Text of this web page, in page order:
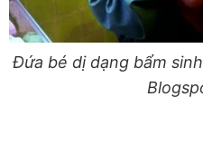
Đứa bé dị dạng bẩm